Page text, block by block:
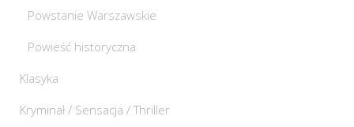
Powstanie Warszawskie
Powieść historyczna
Klasyka
Kryminał / Sensacja / Thriller